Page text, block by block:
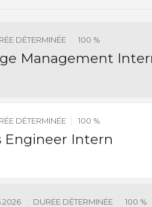
DÉTERMINÉE 100 %
Management
DÉTERMINÉE 100 %
Engineer Intern
DURÉE DÉTERMINÉE 100 %